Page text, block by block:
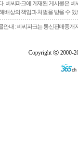
. 비씨파크에 게재된 게시물은
배상의 책임과 처벌을 받을 수
안내 : 비씨파크는 통신판매중개
Copyright ⓒ 2000-